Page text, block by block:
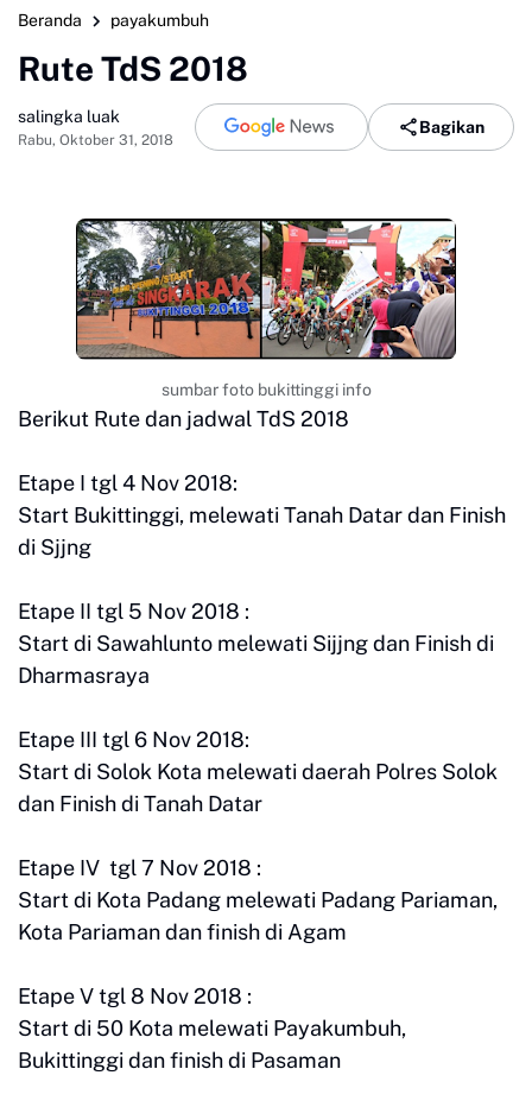
Beranda payakumbuh
Rute TdS 2018
salingka luak
Rabu, Oktober 31, 2018
Bagikan
sumbar foto bukittinggi info
Berikut Rute dan jadwal TdS 2018
Etape I tgl 4 Nov 2018:
Start Bukittinggi, melewati Tanah Datar dan Finish
di Sjjng
Etape II tgl 5 Nov 2018 :
Start di Sawahlunto melewati Sijjng dan Finish di
Dharmasraya
Etape III tgl 6 Nov 2018:
Start di Solok Kota melewati daerah Polres Solok
dan Finish di Tanah Datar
Etape IV tgl 7 Nov 2018 :
Start di Kota Padang melewati Padang Pariaman,
Kota Pariaman dan finish di Agam
Etape V tgl 8 Nov 2018 :
Start di 50 Kota melewati Payakumbuh,
Bukittinggi dan finish di Pasaman